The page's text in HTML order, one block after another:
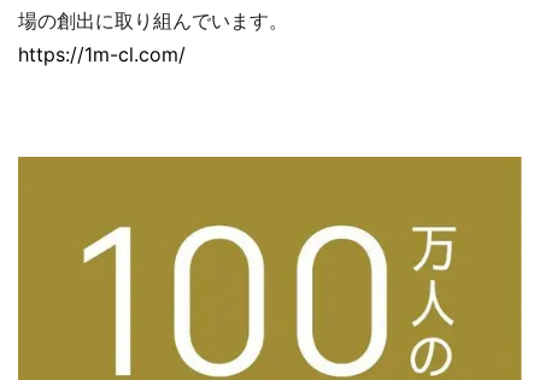
場の創出に取り組んでいます。
https://1m-cl.com/